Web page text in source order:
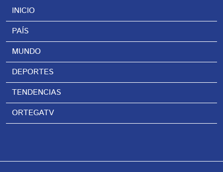
INICIO
PAÍS
MUNDO
DEPORTES
TENDENCIAS
ORTEGATV